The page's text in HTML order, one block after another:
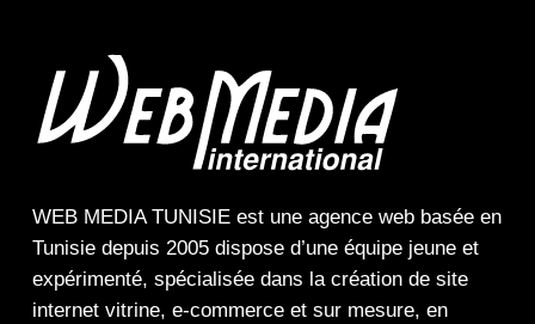
WEB MEDIA TUNISIEest une agence webbasée en
Tunisie depuis 2005 dispose d’une équipe jeune et
expérimenté, spécialisée dans la création de site
internet vitrine, e-commerceet sur mesure, en